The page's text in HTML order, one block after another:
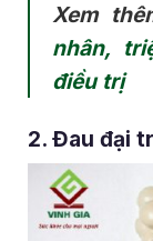
Xem
nhân,
điều trị
2. Đau đại